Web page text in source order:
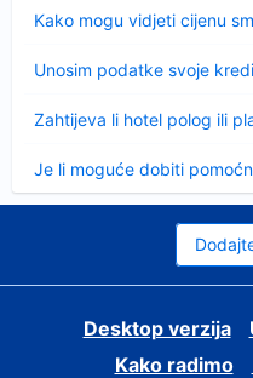
Kako mogu vidjeti cijenu
Unosim podatke svoje
Zahtijeva li hotel polog ili
Je li moguće dobiti
Desktop verzija
Kako radimo